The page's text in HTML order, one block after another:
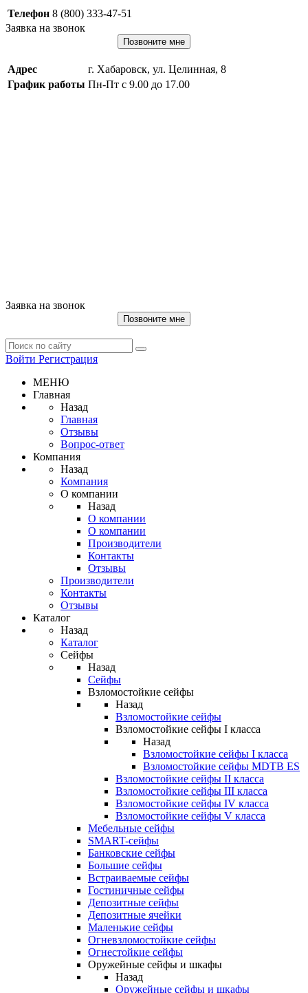
Телефон 8 (800) 333-47-51
Заявка на звонок
Позвоните мне
Адрес
г. Хабаровск, ул. Целинная, 8
График работы Пн-Пт с 9.00 до 17.00
Заявка на звонок
Позвоните мне
Войти Регистрация
МЕНЮ
Главная
Назад
Главная
Отзывы
Вопрос-ответ
Компания
Назад
Компания
О компании
Назад
О компании
О компании
Производители
Контакты
Отзывы
Производители
Контакты
Отзывы
Каталог
Назад
Каталог
Сейфы
Назад
Сейфы
Взломостойкие сейфы
Назад
Взломостойкие сейфы
Взломостойкие сейфы I класса
Назад
Взломостойкие сейфы I класса
Взломостойкие сейфы MDTB ES
Взломостойкие сейфы II класса
Взломостойкие сейфы III класса
Взломостойкие сейфы IV класса
Взломостойкие сейфы V класса
Мебельные сейфы
SMART-сейфы
Банковские сейфы
Большие сейфы
Встраиваемые сейфы
Гостиничные сейфы
Депозитные сейфы
Депозитные ячейки
Маленькие сейфы
Огневзломостойкие сейфы
Огнестойкие сейфы
Оружейные сейфы и шкафы
Назад
Оружейные сейфы и шкафы